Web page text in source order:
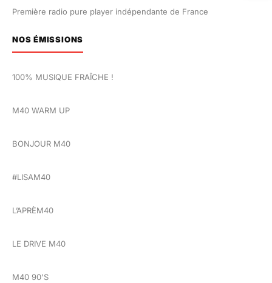
Première radio pure player indépendante de France
NOS ÉMISSIONS
100% MUSIQUE FRAÎCHE !
M40 WARM UP
BONJOUR M40
#LISAM40
L’APRÈM40
LE DRIVE M40
M40 90'S